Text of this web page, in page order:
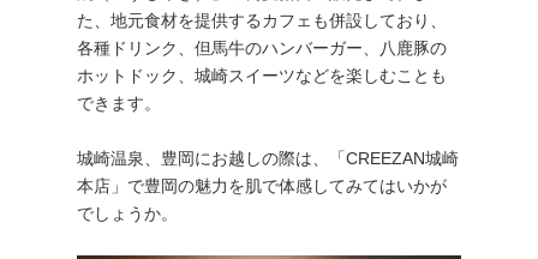
た、地元食材を提供するカフェも併設しており、
各種ドリンク、但馬牛のハンバーガー、八鹿豚の
ホットドック、城崎スイーツなどを楽しむことも
できます。
城崎温泉、豊岡にお越しの際は、「CREEZAN城崎
本店」で豊岡の魅力を肌で体感してみてはいかが
でしょうか。